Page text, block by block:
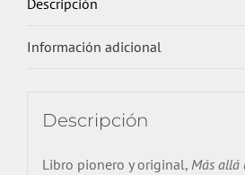
Información adicional
Descripción
Libro pionero y original, Más allá